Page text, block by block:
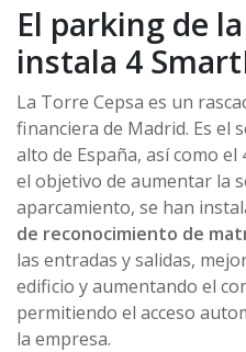
El parking de
instala 4
La Torre Cepsa es un
financiera de Madrid. Es el
alto de España, así como el
el objetivo de aumentar la
aparcamiento, se han
de reconocimiento de
las entradas y salidas,
edificio y aumentando el
permitiendo el acceso
la empresa.